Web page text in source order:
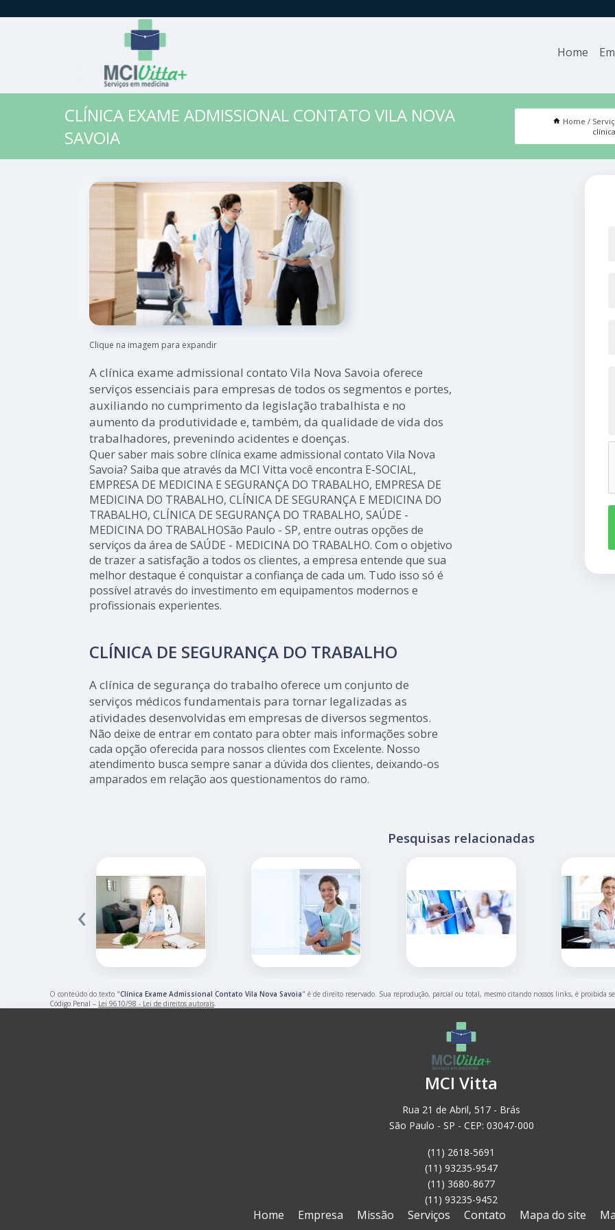
Home
CLÍNICA EXAME ADMISSIONAL CONTATO VILA NOVA
SAVOIA
Home
Clique na imagem para expandir
A clínica exame admissional contato Vila Nova Savoia oferece
serviços essenciais para empresas de todos os segmentos e portes,
auxiliando no cumprimento da legislação trabalhista e no
aumento da produtividade e, também, da qualidade de vida dos
trabalhadores, prevenindo acidentes e doenças.
Quer saber mais sobre clínica exame admissional contato Vila Nova
Savoia? Saiba que através da MCI Vitta você encontra E-SOCIAL,
EMPRESA DE MEDICINA E SEGURANÇA DO TRABALHO, EMPRESA DE
MEDICINA DO TRABALHO, CLÍNICA DE SEGURANÇA E MEDICINA DO
TRABALHO, CLÍNICA DE SEGURANÇA DO TRABALHO, SAÚDE -
MEDICINA DO TRABALHOSão Paulo - SP, entre outras opções de
serviços da área de SAÚDE - MEDICINA DO TRABALHO. Com o objetivo
de trazer a satisfação a todos os clientes, a empresa entende que sua
melhor destaque é conquistar a confiança de cada um. Tudo isso só é
possível através do investimento em equipamentos modernos e
profissionais experientes.
CLÍNICA DE SEGURANÇA DO TRABALHO
A clínica de segurança do trabalho oferece um conjunto de
serviços médicos fundamentais para tornar legalizadas as
atividades desenvolvidas em empresas de diversos segmentos.
Não deixe de entrar em contato para obter mais informações sobre
cada opção oferecida para nossos clientes com Excelente. Nosso
atendimento busca sempre sanar a dúvida dos clientes, deixando-os
amparados em relação aos questionamentos do ramo.
Pesquisas relacionadas
‹
O conteúdo do texto "Clínica Exame Admissional Contato Vila Nova Savoia" é de direito reservado. Sua reprodução, parcial ou total, mesmo citando nossos links, é proibida
Código Penal – Lei 9610/98 - Lei de direitos autorais
MCI Vitta
Rua 21 de Abril, 517 - Brás
São Paulo - SP - CEP: 03047-000
(11) 2618-5691
(11) 93235-9547
(11) 3680-8677
(11) 93235-9452
Home Empresa Missão Serviços Contato Mapa do site